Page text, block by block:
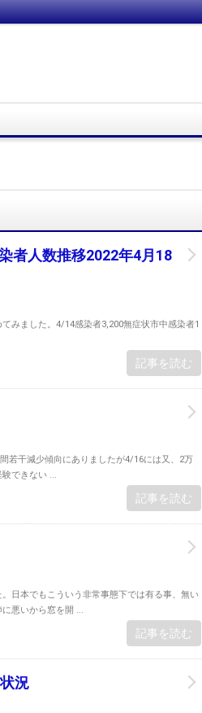
者人数推移2022年4月18
みました。4/14感染者3,200無症状市中感染者1
記事を読む
若干減少傾向にありましたが4/16には又、2万
できない ...
記事を読む
日本でもこういう非常事態下では有る事、無い
悪いから窓を開 ...
記事を読む
況